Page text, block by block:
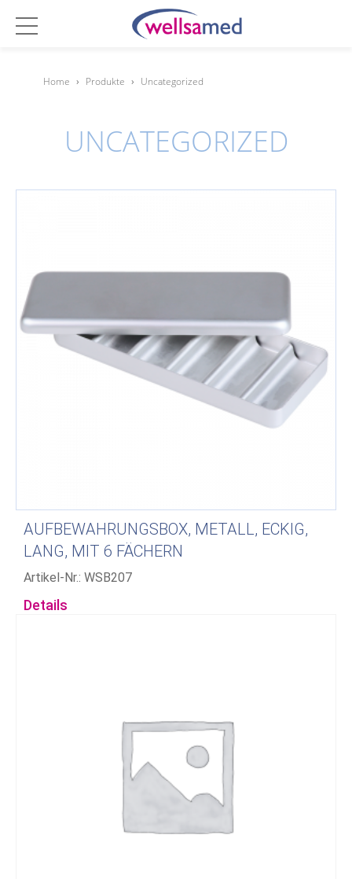
Home › Produkte › Uncategorized
UNCATEGORIZED
AUFBEWAHRUNGSBOX, METALL, ECKIG,
LANG, MIT 6 FÄCHERN
Artikel-Nr.: WSB207
Details